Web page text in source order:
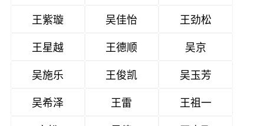
王紫璇
吴佳怡
王劲松
王星越
王德顺
吴京
吴施乐
王俊凯
吴玉芳
吴希泽
王雷
王祖一